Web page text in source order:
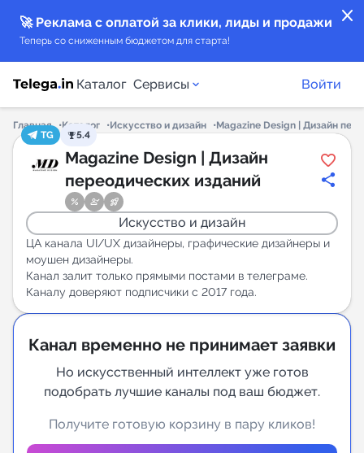
close
🚀 Реклама с оплатой за клики, лиды и продажи
Теперь со сниженным бюджетом для старта!
Каталог Сервисы
Каталог каналов
Каталог ботов
Горящие предложения
Индекс читаемости каналов в Telegram
New
Индивидуальное сопровождение
Войти
Главная Каталог Искусство и дизайн
Magazine Design | Дизайн
TG
5.4
Magazine Design | Дизайн
переодических изданий
Искусство и дизайн
ЦА канала UI/UX дизайнеры, графические дизайнеры и
моушен дизайнеры.
Канал залит только прямыми постами в телеграме.
Каналу доверяют подписчики с 2017 года.
Канал временно не принимает заявки
Но искусственный интеллект уже готов
подобрать лучшие каналы под ваш бюджет.
Получите готовую корзину в пару кликов!